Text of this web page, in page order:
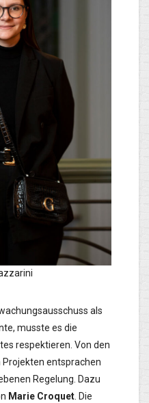
als
musste es die
respektieren. Von den
entsprachen
Regelung. Dazu
Marie Croquet. Die